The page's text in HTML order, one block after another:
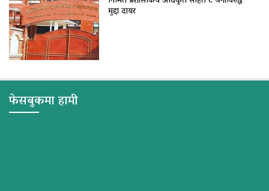
मुद्दा दायर
फेसबुकमा हामी